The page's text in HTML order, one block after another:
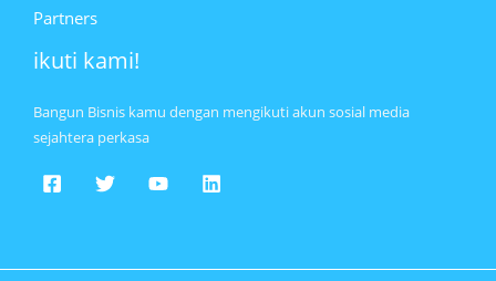
Partners
ikuti kami!
Bangun Bisnis kamu dengan mengikuti akun sosial media
sejahtera perkasa